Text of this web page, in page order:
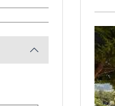
Piscine Près De La Mer À